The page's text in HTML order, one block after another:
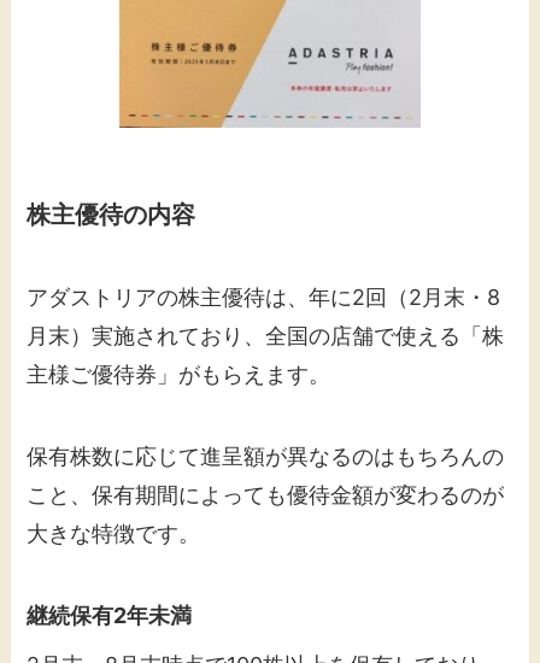
株主優待の内容
アダストリアの株主優待は、年に2回（2月末・8
月末）実施されており、全国の店舗で使える「株
主様ご優待券」がもらえます。
保有株数に応じて進呈額が異なるのはもちろんの
こと、保有期間によっても優待金額が変わるのが
大きな特徴です。
継続保有2年未満